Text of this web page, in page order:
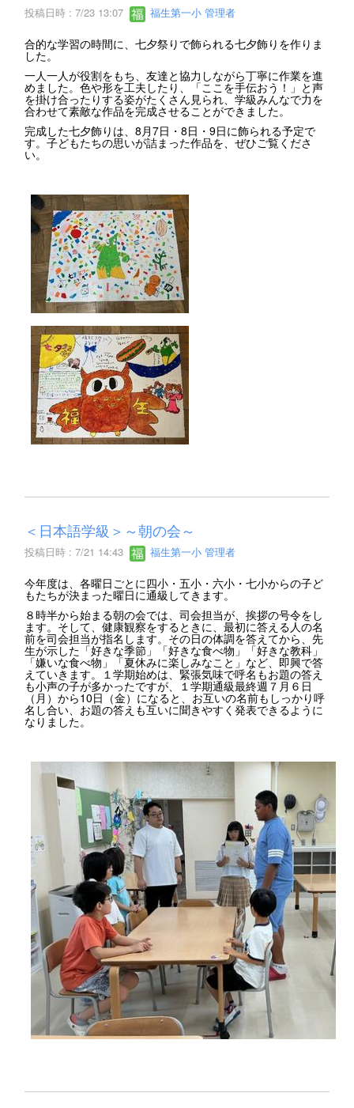
投稿日時 : 7/23 13:07 福生第一小 管理者
合的な学習の時間に、七夕祭りで飾られる七夕飾りを作りま
した。
一人一人が役割をもち、友達と協力しながら丁寧に作業を進
めました。色や形を工夫したり、「ここを手伝おう！」と声
を掛け合ったりする姿がたくさん見られ、学級みんなで力を
合わせて素敵な作品を完成させることができました。
完成した七夕飾りは、8月7日・8日・9日に飾られる予定で
す。子どもたちの思いが詰まった作品を、ぜひご覧くださ
い。
＜日本語学級＞～朝の会～
投稿日時 : 7/21 14:43 福生第一小 管理者
今年度は、各曜日ごとに四小・五小・六小・七小からの子ど
もたちが決まった曜日に通級してきます。
８時半から始まる朝の会では、司会担当が、挨拶の号令をし
ます。そして、健康観察をするときに、最初に答える人の名
前を司会担当が指名します。その日の体調を答えてから、先
生が示した「好きな季節」「好きな食べ物」「好きな教科」
「嫌いな食べ物」「夏休みに楽しみなこと」など、即興で答
えていきます。１学期始めは、緊張気味で呼名もお題の答え
も小声の子が多かったですが、１学期通級最終週７月６日
（月）から10日（金）になると、お互いの名前もしっかり呼
名し合い、お題の答えも互いに聞きやすく発表できるように
なりました。